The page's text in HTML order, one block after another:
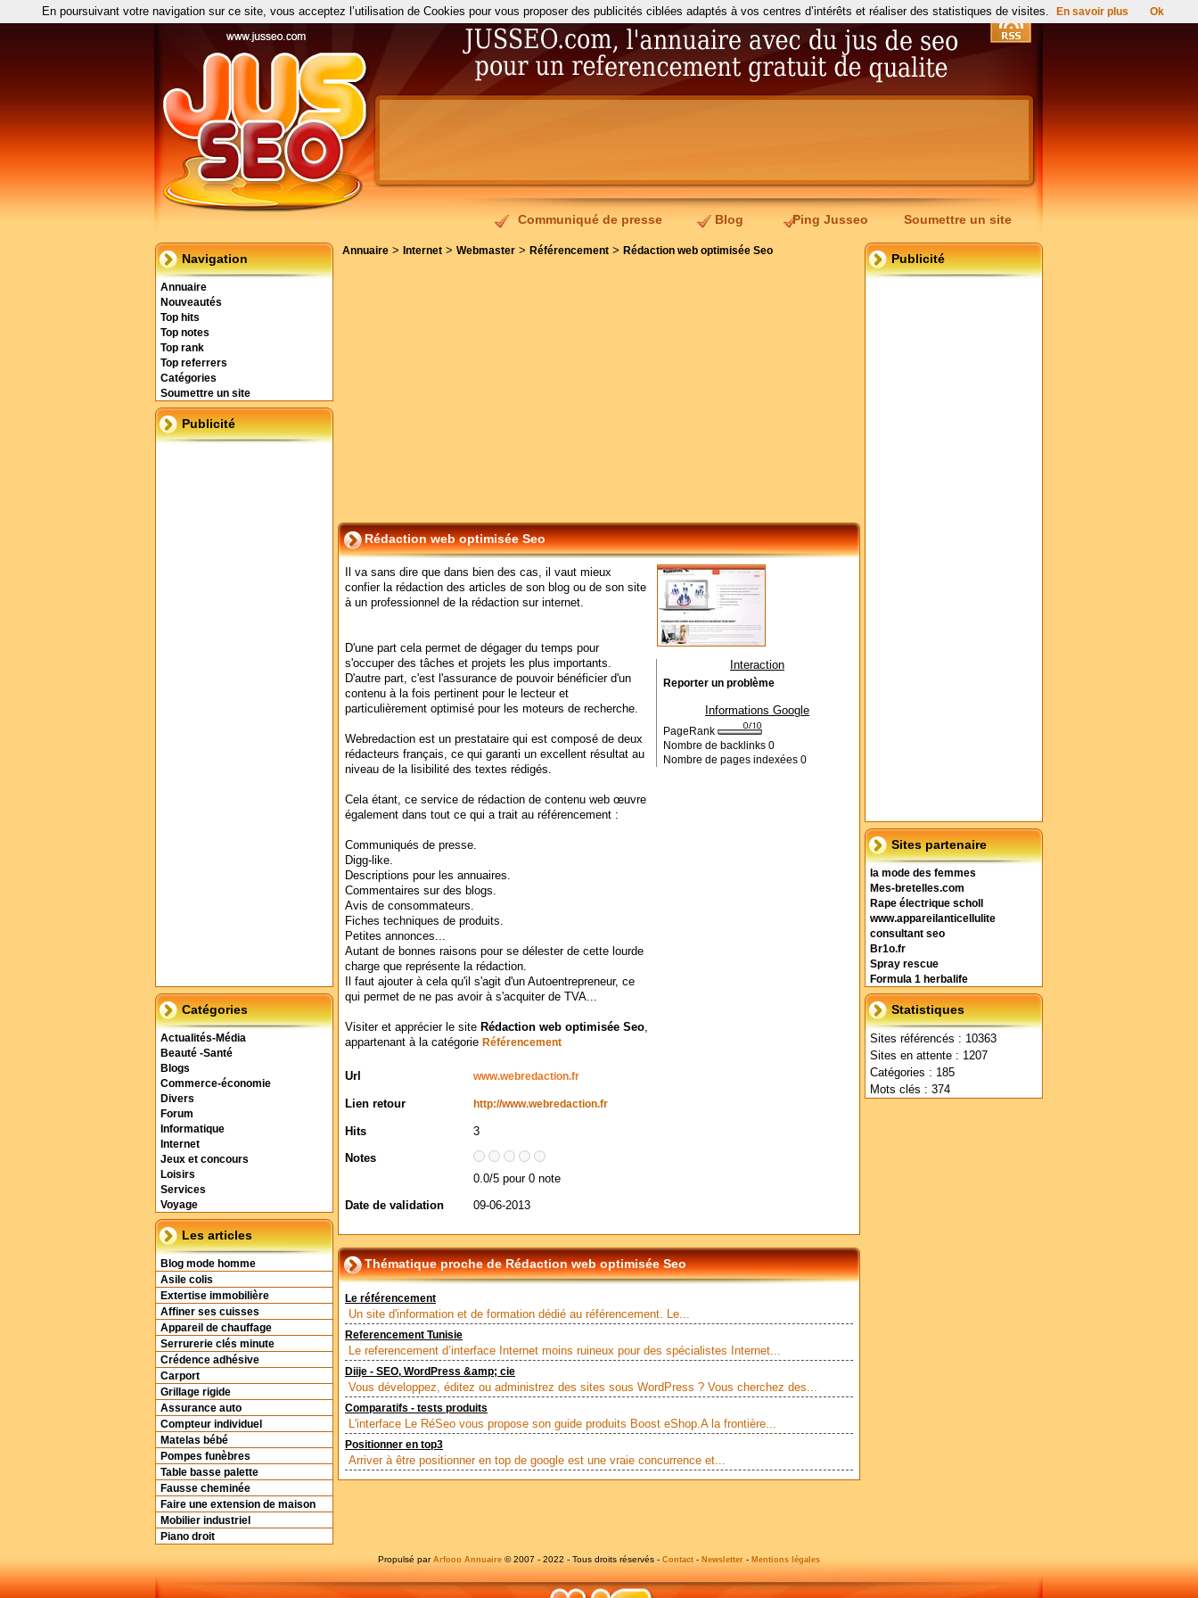
Communiqué de presse Blog Ping Jusseo Soumettre un site
Navigation
Annuaire
Nouveautés
Top hits
Top notes
Top rank
Top referrers
Catégories
Soumettre un site
Publicité
Catégories
Actualités-Média
Beauté -Santé
Blogs
Commerce-économie
Divers
Forum
Informatique
Internet
Jeux et concours
Loisirs
Services
Voyage
Les articles
Blog mode homme
Asile colis
Extertise immobilière
Affiner ses cuisses
Appareil de chauffage
Serrurerie clés minute
Crédence adhésive
Carport
Grillage rigide
Assurance auto
Compteur individuel
Matelas bébé
Pompes funèbres
Table basse palette
Fausse cheminée
Faire une extension de maison
Mobilier industriel
Piano droit
Publicité
Sites partenaire
la mode des femmes
Mes-bretelles.com
Rape électrique scholl
www.appareilanticellulite
consultant seo
Br1o.fr
Spray rescue
Formula 1 herbalife
Statistiques
Sites référencés : 10363
Sites en attente : 1207
Catégories : 185
Mots clés : 374
Annuaire > Internet > Webmaster > Référencement > Rédaction web optimisée Seo
Rédaction web optimisée Seo
Il va sans dire que dans bien des cas, il vaut mieux
confier la rédaction des articles de son blog ou de son site
à un professionnel de la rédaction sur internet.
D'une part cela permet de dégager du temps pour
s'occuper des tâches et projets les plus importants.
D'autre part, c'est l'assurance de pouvoir bénéficier d'un
contenu à la fois pertinent pour le lecteur et
particulièrement optimisé pour les moteurs de recherche.
Webredaction est un prestataire qui est composé de deux
rédacteurs français, ce qui garanti un excellent résultat au
niveau de la lisibilité des textes rédigés.
Cela étant, ce service de rédaction de contenu web œuvre
également dans tout ce qui a trait au référencement :
Communiqués de presse.
Digg-like.
Descriptions pour les annuaires.
Commentaires sur des blogs.
Avis de consommateurs.
Fiches techniques de produits.
Petites annonces...
Autant de bonnes raisons pour se délester de cette lourde
charge que représente la rédaction.
Il faut ajouter à cela qu'il s'agit d'un Autoentrepreneur, ce
qui permet de ne pas avoir à s'acquiter de TVA...
Visiter et apprécier le site Rédaction web optimisée Seo,
appartenant à la catégorie Référencement
Url www.webredaction.fr
Lien retour http://www.webredaction.fr
Hits
3
Notes
0.0/5 pour 0 note
Date de validation
09-06-2013
Interaction
Reporter un problème
Informations Google
PageRank
Nombre de backlinks 0
Nombre de pages indexées 0
Thématique proche de Rédaction web optimisée Seo
Le référencement
Un site d'information et de formation dédié au référencement. Le...
Referencement Tunisie
Le referencement d’interface Internet moins ruineux pour des spécialistes Internet...
Diije - SEO, WordPress &amp; cie
Vous développez, éditez ou administrez des sites sous WordPress ? Vous cherchez des...
Comparatifs - tests produits
L'interface Le RéSeo vous propose son guide produits Boost eShop.A la frontière...
Positionner en top3
Arriver à être positionner en top de google est une vraie concurrence et...
Propulsé par Arfooo Annuaire © 2007 - 2022 - Tous droits réservés - Contact - Newsletter - Mentions légales
En poursuivant votre navigation sur ce site, vous acceptez l’utilisation de Cookies pour vous proposer des publicités ciblées adaptés à vos centres d’intérêts et réaliser des statistiques de visites. En savoir plus Ok